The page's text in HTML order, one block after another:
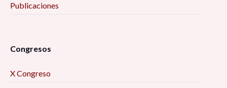
Publicaciones
Congresos
X Congreso